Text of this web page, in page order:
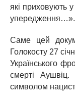
які приховують
упередження…».
Саме цей
Голокосту 27
Українського
смерті Аушвіц.
символом